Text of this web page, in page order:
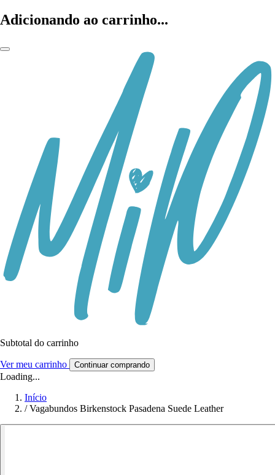
Adicionando ao carrinho...
Subtotal do carrinho
Ver meu carrinho Continuar comprando
Loading...
Início
/ Vagabundos Birkenstock Pasadena Suede Leather